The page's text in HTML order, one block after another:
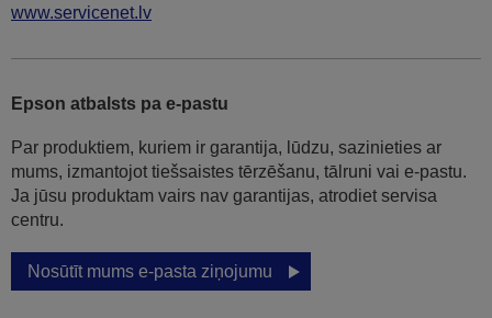
www.servicenet.lv
Epson atbalsts pa e-pastu
Par produktiem, kuriem ir garantija, lūdzu, sazinieties ar
mums, izmantojot tiešsaistes tērzēšanu, tālruni vai e-pastu.
Ja jūsu produktam vairs nav garantijas, atrodiet servisa
centru.
Nosūtīt mums e-pasta ziņojumu